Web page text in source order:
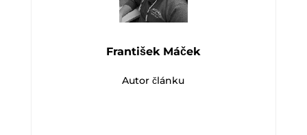
František Máček
Autor článku